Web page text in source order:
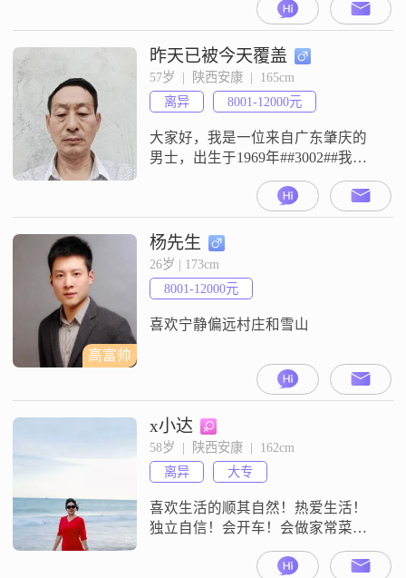
元之间，学历是高中及以下
##3002##我性格真诚可靠，对待生
活和工作都非常认真##3002##我喜
欢规划未来，这让我在生活中总能
找到方向和目标##3002##我热爱美
食探店，喜欢尝试各种不同的美
食，也喜欢
昨天已被今天覆盖
57岁  |  陕西安康  |  165cm
离异
8001-12000元
大家好，我是一位来自广东肇庆的
男士，出生于1969年##3002##我的
身高大约是165厘米，虽然不算特别
高大，但我相信身高并不是最重要
的，人品和责任心才是关键
##3002##目前，我的月收入在8001
到12000元之间，能够保证基本的生
活需求和一些额外的开销##3002##
我毕业于中专，虽然没有很高的学
历，但我一直在
高富帅
杨先生
26岁 | 173cm
8001-12000元
喜欢宁静偏远村庄和雪山
x小达
58岁  |  陕西安康  |  162cm
离异
大专
喜欢生活的顺其自然！热爱生活！
独立自信！会开车！会做家常菜！
爱干净！不喜欢和斤斤计较的人做
朋友！喜欢简简单单！不是诚实善